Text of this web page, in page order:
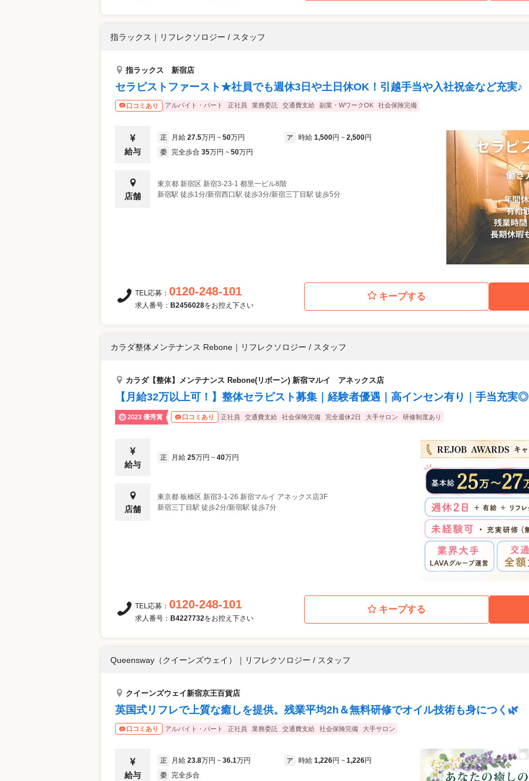
指ラックス ｜ リフレクソロジー / スタッフ
指ラックス 新宿店
セラピストファースト★社員でも週休3日や土日休OK！引越手当や入社祝金など充実♪
口コミあり アルバイト・パート 正社員 業務委託 交通費支給 副業・WワークOK 社会保険完備
給与
正 月給 27.5万円 ~ 50万円 ア 時給 1,500円 ~ 2,500円
委 完全歩合 35万円 ~ 50万円
店舗
東京都 新宿区 新宿3-23-1 都里一ビル8階
新宿駅 徒歩1分/新宿西口駅 徒歩3分/新宿三丁目駅 徒歩5分
キープする
TEL応募： 0120-248-101
求人番号： B2456028をお控え下さい
カラダ整体メンテナンス Rebone ｜ リフレクソロジー / スタッフ
カラダ【整体】メンテナンス Rebone(リボーン) 新宿マルイ アネックス店
【月給32万以上可！】整体セラピスト募集｜経験者優遇｜高インセン有り｜手当充実◎
2023 優秀賞 口コミあり 正社員 交通費支給 社会保険完備 完全週休2日 大手サロン 研修制度あり
給与
正 月給 25万円 ~ 40万円
店舗
東京都 板橋区 新宿3-1-26 新宿マルイ アネックス店3F
新宿三丁目駅 徒歩2分/新宿駅 徒歩7分
キープする
TEL応募： 0120-248-101
求人番号： B4227732をお控え下さい
Queensway（クイーンズウェイ） ｜ リフレクソロジー / スタッフ
クイーンズウェイ新宿京王百貨店
英国式リフレで上質な癒しを提供。残業平均2h＆無料研修でオイル技術も身につく🌿
口コミあり アルバイト・パート 正社員 業務委託 交通費支給 社会保険完備 大手サロン
給与
正 月給 23.8万円 ~ 36.1万円 ア 時給 1,226円 ~ 1,226円
委 完全歩合